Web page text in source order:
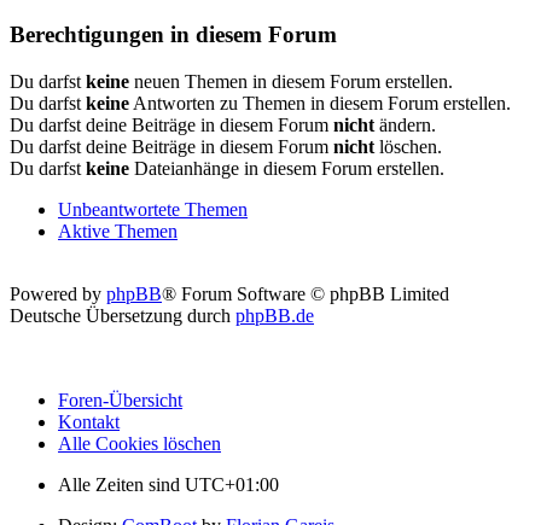
Berechtigungen in diesem Forum
Du darfst keine neuen Themen in diesem Forum erstellen.
Du darfst keine Antworten zu Themen in diesem Forum erstellen.
Du darfst deine Beiträge in diesem Forum nicht ändern.
Du darfst deine Beiträge in diesem Forum nicht löschen.
Du darfst keine Dateianhänge in diesem Forum erstellen.
Unbeantwortete Themen
Aktive Themen
Powered by phpBB® Forum Software © phpBB Limited
Deutsche Übersetzung durch phpBB.de
Foren-Übersicht
Kontakt
Alle Cookies löschen
Alle Zeiten sind UTC+01:00